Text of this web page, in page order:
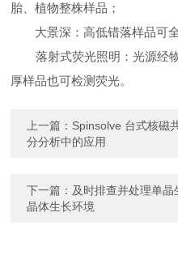
胎、植物整株样品；
大景深：高低错落样品可全
落射式荧光照明：光源经物
厚样品也可检测荧光。
上一篇： Spinsolve 台式核磁
分分析中的应用
下一篇： 及时排查并处理单
晶体生长环境